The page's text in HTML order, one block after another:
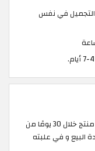
التجميل في نفس
يتيح لك موقع بلومينغديلز استبدال أي منتج خلال 30 يومًا من
البيع و في علبته